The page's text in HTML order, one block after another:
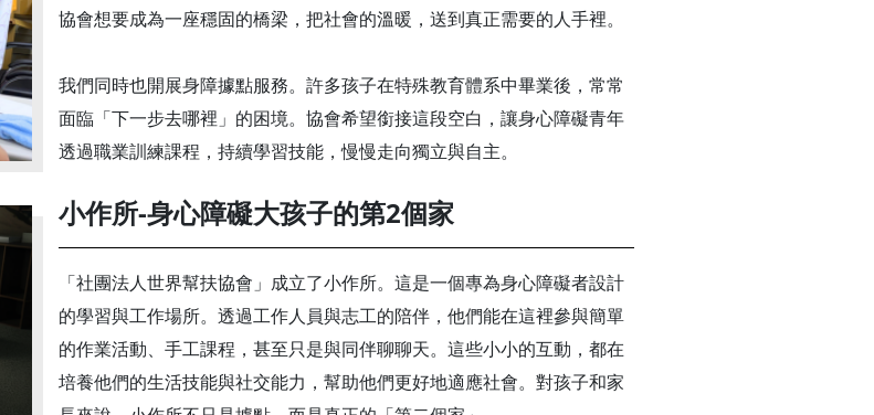
協會想要成為一座穩固的橋梁，把社會的溫暖，送到真正需要的人手裡。
我們同時也開展身障據點服務。許多孩子在特殊教育體系中畢業後，常常
面臨「下一步去哪裡」的困境。協會希望銜接這段空白，讓身心障礙青年
透過職業訓練課程，持續學習技能，慢慢走向獨立與自主。
小作所-身心障礙大孩子的第2個家
「社團法人世界幫扶協會」成立了小作所。這是一個專為身心障礙者設計
的學習與工作場所。透過工作人員與志工的陪伴，他們能在這裡參與簡單
的作業活動、手工課程，甚至只是與同伴聊聊天。這些小小的互動，都在
培養他們的生活技能與社交能力，幫助他們更好地適應社會。對孩子和家